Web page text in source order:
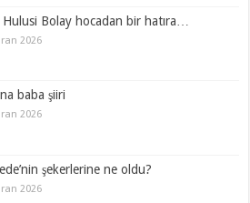
Bolay hocadan bir hatıra…
2026
baba şiiri
2026
şekerlerine ne oldu?
2026